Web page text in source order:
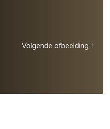
Volgende afbeelding